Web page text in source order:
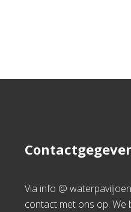
Via info @
contact met ons op. We